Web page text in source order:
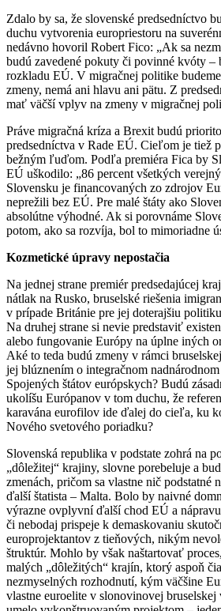
Zdalo by sa, že slovenské predsedníctvo
duchu vytvorenia europriestoru na
nedávno hovoril Robert Fico: „Ak sa
budú zavedené pokuty či povinné kvóty –
rozkladu EÚ. V migračnej politike
zmeny, nemá ani hlavu ani pätu. Z
mať väčší vplyv na zmeny v migračnej
Práve migračná kríza a Brexit budú
predsedníctva v Rade EÚ. Cieľom je tiež
bežným ľuďom. Podľa premiéra Fica by
EÚ uškodilo: „86 percent všetkých
Slovensku je financovaných zo zdrojov
neprežili bez EÚ. Pre malé štáty ako
absolútne výhodné. Ak si porovnáme
potom, ako sa rozvíja, bol to mimoriadne
Kozmetické úpravy nepostačia
Na jednej strane premiér predsedajúcej
nátlak na Rusko, bruselské riešenia
v prípade Británie pre jej doterajšiu
Na druhej strane si nevie predstaviť
alebo fungovanie Európy na úplne iných
Aké to teda budú zmeny v rámci
jej blúznením o integračnom
Spojených štátov európskych? Budú
ukolíšu Európanov v tom duchu, že
karavána eurofilov ide ďalej do cieľa, ku
Nového svetového poriadku?
Slovenská republika v podstate zohrá na
„dôležitej“ krajiny, slovne porebeluje a
zmenách, pričom sa vlastne nič podstatné
ďalší štatista – Malta. Bolo by naivné
výrazne ovplyvní ďalší chod EÚ a
či nebodaj prispeje k demaskovaniu
europrojektantov z tieňových, nikým
štruktúr. Mohlo by však naštartovať
malých „dôležitých“ krajín, ktorý aspoň
nezmyselných rozhodnutí, kým väčšine
vlastne euroelite v slonovinovej bruselskej